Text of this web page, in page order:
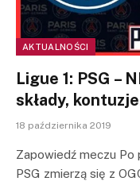
AKTUALNOŚCI
Ligue 1: PSG –
składy,
18 października 2019
Zapowiedź meczu
PSG zmierzą się z